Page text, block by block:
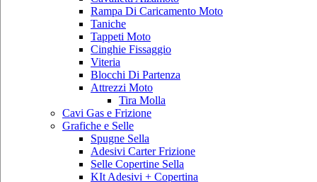
Rampa Di Caricamento Moto
Taniche
Tappeti Moto
Cinghie Fissaggio
Viteria
Blocchi Di Partenza
Attrezzi Moto
Tira Molla
Cavi Gas e Frizione
Grafiche e Selle
Spugne Sella
Adesivi Carter Frizione
Selle Copertine Sella
KIt Adesivi + Copertina